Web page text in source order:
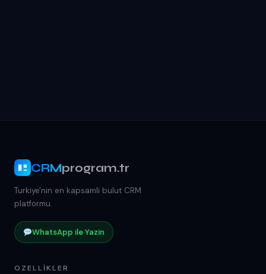
CRMprogram.tr
Turkiye'nin en kapsamli bulut CRM
platformu.
WhatsApp ile Yazin
OZELLIKLER